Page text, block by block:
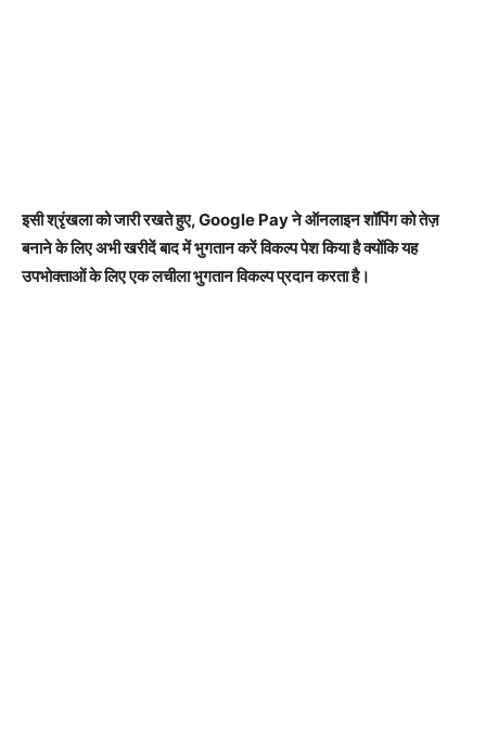
इसी श्रृंखला को जारी रखते हुए, Google Pay ने ऑनलाइन शॉपिंग को तेज़
बनाने के लिए अभी खरीदें बाद में भुगतान करें विकल्प पेश किया है क्योंकि यह
उपभोक्ताओं के लिए एक लचीला भुगतान विकल्प प्रदान करता है।